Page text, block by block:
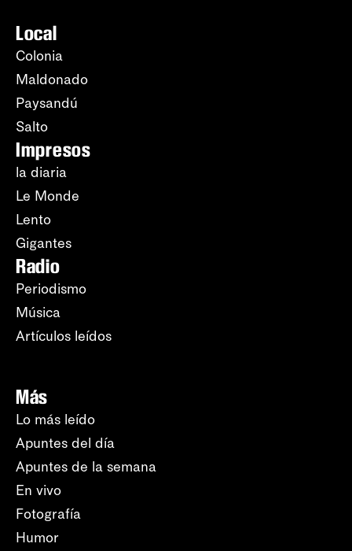
Local
Colonia
Maldonado
Paysandú
Salto
Impresos
la diaria
Le Monde
Lento
Gigantes
Radio
Periodismo
Música
Artículos leídos
Más
Lo más leído
Apuntes del día
Apuntes de la semana
En vivo
Fotografía
Humor